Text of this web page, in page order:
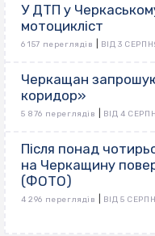
У ДТП у
мотоцикліст
6 157 переглядів ВІД 3
Черкащан
коридор»
5 876 переглядів ВІД 4
Після понад
на Черкащину
(ФОТО)
4 296 переглядів ВІД 5